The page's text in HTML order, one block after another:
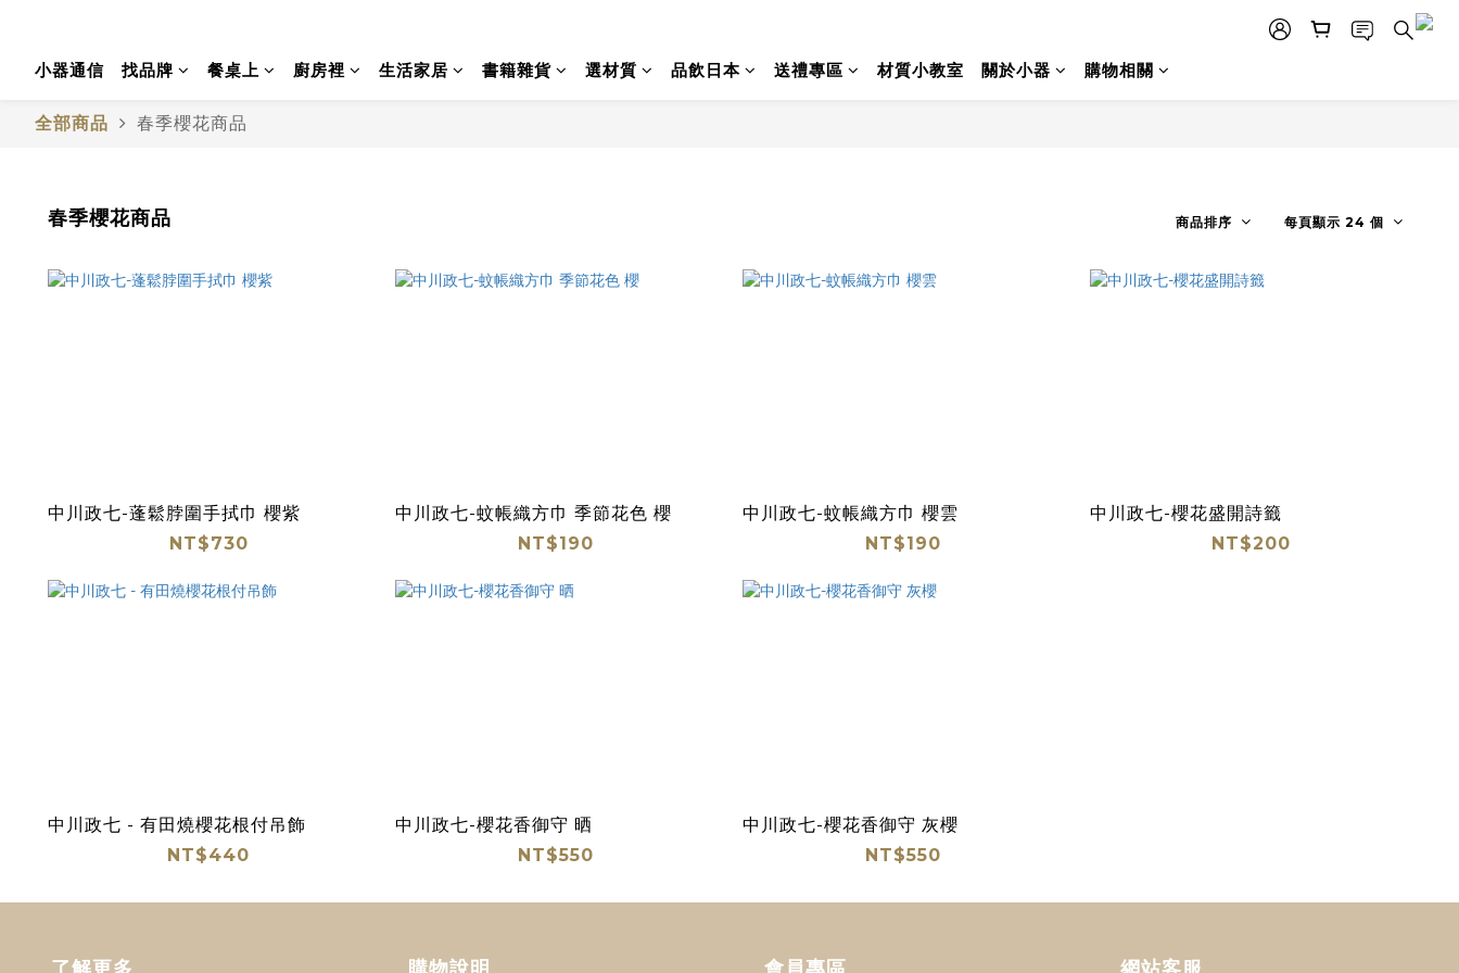
小器通信 找品牌 餐桌上 廚房裡 生活家居 書籍雜貨 選材質 品飲日本 送禮專區 材質小教室 關於小器 購物相關
全部商品 春季櫻花商品
春季櫻花商品 商品排序 每頁顯示 24 個
中川政七-蓬鬆脖圍手拭巾 櫻紫
NT$730
中川政七-蚊帳織方巾 季節花色 櫻
NT$190
中川政七-蚊帳織方巾 櫻雲
NT$190
中川政七-櫻花盛開詩籤
NT$200
中川政七 - 有田燒櫻花根付吊飾
NT$440
中川政七-櫻花香御守 晒
NT$550
中川政七-櫻花香御守 灰櫻
NT$550